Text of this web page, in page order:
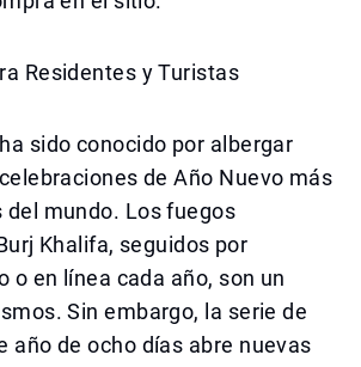
Residentes y Turistas
sido conocido por albergar
de Año Nuevo más
mundo. Los fuegos
Khalifa, seguidos por
o en línea cada año, son un
Sin embargo, la serie de
año de ocho días abre nuevas